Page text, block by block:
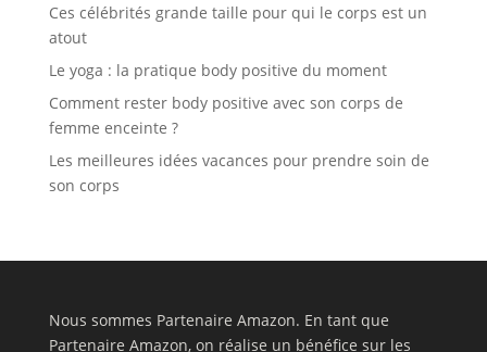
Ces célébrités grande taille pour qui le corps est un
atout
Le yoga : la pratique body positive du moment
Comment rester body positive avec son corps de
femme enceinte ?
Les meilleures idées vacances pour prendre soin de
son corps
Nous sommes Partenaire Amazon. En tant que
Partenaire Amazon, on réalise un bénéfice sur les